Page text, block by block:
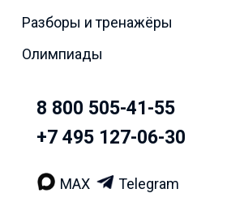
Разборы и тренажёры
Олимпиады
8 800 505-41-55
+7 495 127-06-30
MAX Telegram